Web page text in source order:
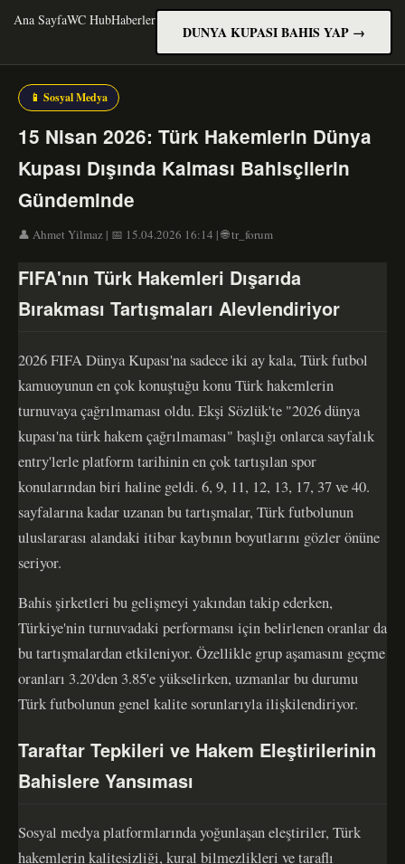
Ana SayfaWC HubHaberler
DUNYA KUPASI BAHIS YAP →
📱 Sosyal Medya
15 Nisan 2026: Türk Hakemlerin Dünya
Kupası Dışında Kalması Bahisçilerin
Gündeminde
👤 Ahmet Yilmaz | 📅 15.04.2026 16:14 | 🌐 tr_forum
FIFA'nın Türk Hakemleri Dışarıda
Bırakması Tartışmaları Alevlendiriyor
2026 FIFA Dünya Kupası'na sadece iki ay kala, Türk futbol
kamuoyunun en çok konuştuğu konu Türk hakemlerin
turnuvaya çağrılmaması oldu. Ekşi Sözlük'te "2026 dünya
kupası'na türk hakem çağrılmaması" başlığı onlarca sayfalık
entry'lerle platform tarihinin en çok tartışılan spor
konularından biri haline geldi. 6, 9, 11, 12, 13, 17, 37 ve 40.
sayfalarına kadar uzanan bu tartışmalar, Türk futbolunun
uluslararası alandaki itibar kaybının boyutlarını gözler önüne
seriyor.
Bahis şirketleri bu gelişmeyi yakından takip ederken,
Türkiye'nin turnuvadaki performansı için belirlenen oranlar da
bu tartışmalardan etkileniyor. Özellikle grup aşamasını geçme
oranları 3.20'den 3.85'e yükselirken, uzmanlar bu durumu
Türk futbolunun genel kalite sorunlarıyla ilişkilendiriyor.
Taraftar Tepkileri ve Hakem Eleştirilerinin
Bahislere Yansıması
Sosyal medya platformlarında yoğunlaşan eleştiriler, Türk
hakemlerin kalitesizliği, kural bilmezlikleri ve taraflı